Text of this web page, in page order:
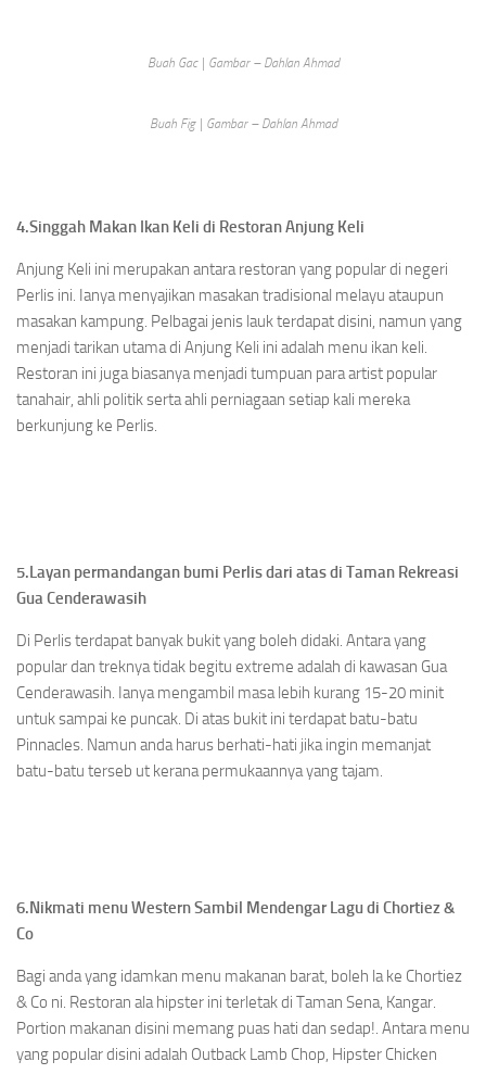
Buah Gac | Gambar – Dahlan Ahmad
Buah Fig | Gambar – Dahlan Ahmad
4.Singgah Makan Ikan Keli di Restoran Anjung Keli
Anjung Keli ini merupakan antara restoran yang popular di negeri
Perlis ini. Ianya menyajikan masakan tradisional melayu ataupun
masakan kampung. Pelbagai jenis lauk terdapat disini, namun yang
menjadi tarikan utama di Anjung Keli ini adalah menu ikan keli.
Restoran ini juga biasanya menjadi tumpuan para artist popular
tanahair, ahli politik serta ahli perniagaan setiap kali mereka
berkunjung ke Perlis.
5.Layan permandangan bumi Perlis dari atas di Taman Rekreasi
Gua Cenderawasih
Di Perlis terdapat banyak bukit yang boleh didaki. Antara yang
popular dan treknya tidak begitu extreme adalah di kawasan Gua
Cenderawasih. Ianya mengambil masa lebih kurang 15-20 minit
untuk sampai ke puncak. Di atas bukit ini terdapat batu-batu
Pinnacles. Namun anda harus berhati-hati jika ingin memanjat
batu-batu terseb ut kerana permukaannya yang tajam.
6.Nikmati menu Western Sambil Mendengar Lagu di Chortiez &
Co
Bagi anda yang idamkan menu makanan barat, boleh la ke Chortiez
& Co ni. Restoran ala hipster ini terletak di Taman Sena, Kangar.
Portion makanan disini memang puas hati dan sedap!. Antara menu
yang popular disini adalah Outback Lamb Chop, Hipster Chicken